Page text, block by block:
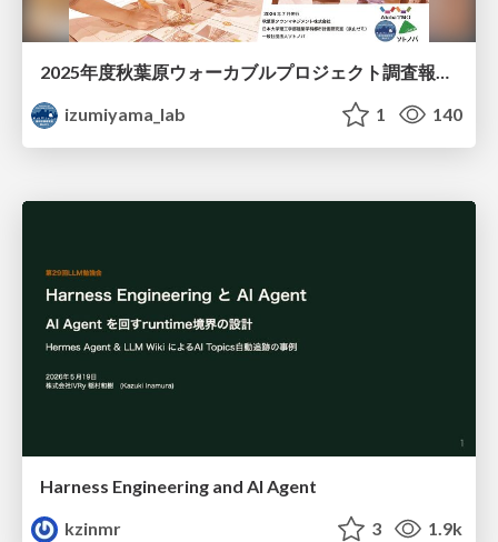
2025年度秋葉原ウォーカブルプロジェクト調査報告 「アキバらしいウォーカブル」とは何か
izumiyama_lab
1 140
Harness Engineering and Al Agent
kzinmr
3 1.9k